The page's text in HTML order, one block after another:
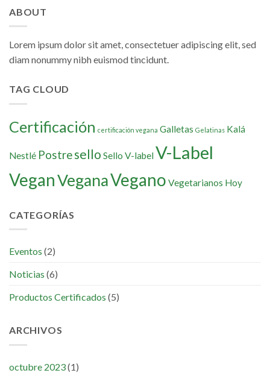
ABOUT
Lorem ipsum dolor sit amet, consectetuer adipiscing elit, sed
diam nonummy nibh euismod tincidunt.
TAG CLOUD
Certificación certificación vegana Galletas Gelatinas Kalá
Nestlé Postresello Sello V-labelV-Label
VeganVeganaVegano Vegetarianos Hoy
CATEGORÍAS
Eventos (2)
Noticias (6)
Productos Certificados (5)
ARCHIVOS
octubre 2023(1)